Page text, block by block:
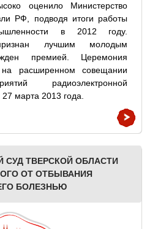
оценило Министерство
РФ, подводя итоги работы
в 2012 году.
лучшим молодым
премией. Церемония
на расширенном совещании
радиоэлектронной
марта 2013 года.
СУД ТВЕРСКОЙ ОБЛАСТИ
ОТ ОТБЫВАНИЯ
БОЛЕЗНЬЮ